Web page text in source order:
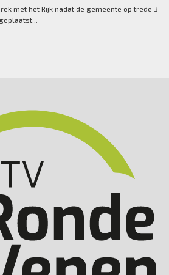
met het Rijk nadat de gemeente op trede 3